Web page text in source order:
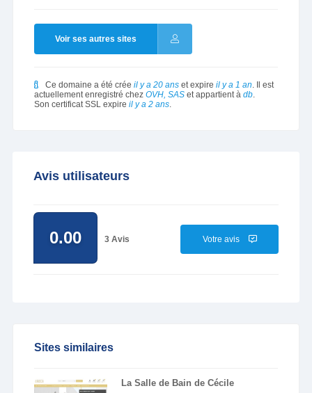
Voir ses autres sites
Ce domaine a été crée il y a 20 anset expire il y a 1 an. Il est
actuellement enregistré chez OVH, SASet appartient à db.
Son certificat SSL expire il y a 2 ans.
Avis utilisateurs
0.00 3 Avis Votre avis
Sites similaires
La Salle de Bain de Cécile